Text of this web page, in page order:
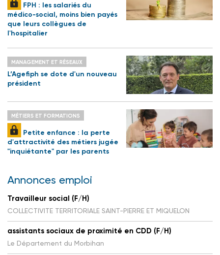
FPH : les salariés du
médico-social, moins bien payés
que leurs collègues de
l'hospitalier
MANAGEMENT ET RÉSEAUX
L’Agefiph se dote d'un nouveau
président
MÉTIERS ET FORMATIONS
Petite enfance : la perte
d'attractivité des métiers jugée
"inquiétante" par les parents
Annonces emploi
Travailleur social (F/H)
COLLECTIVITE TERRITORIALE SAINT-PIERRE ET MIQUELON
assistants sociaux de proximité en CDD (F/H)
Le Département du Morbihan